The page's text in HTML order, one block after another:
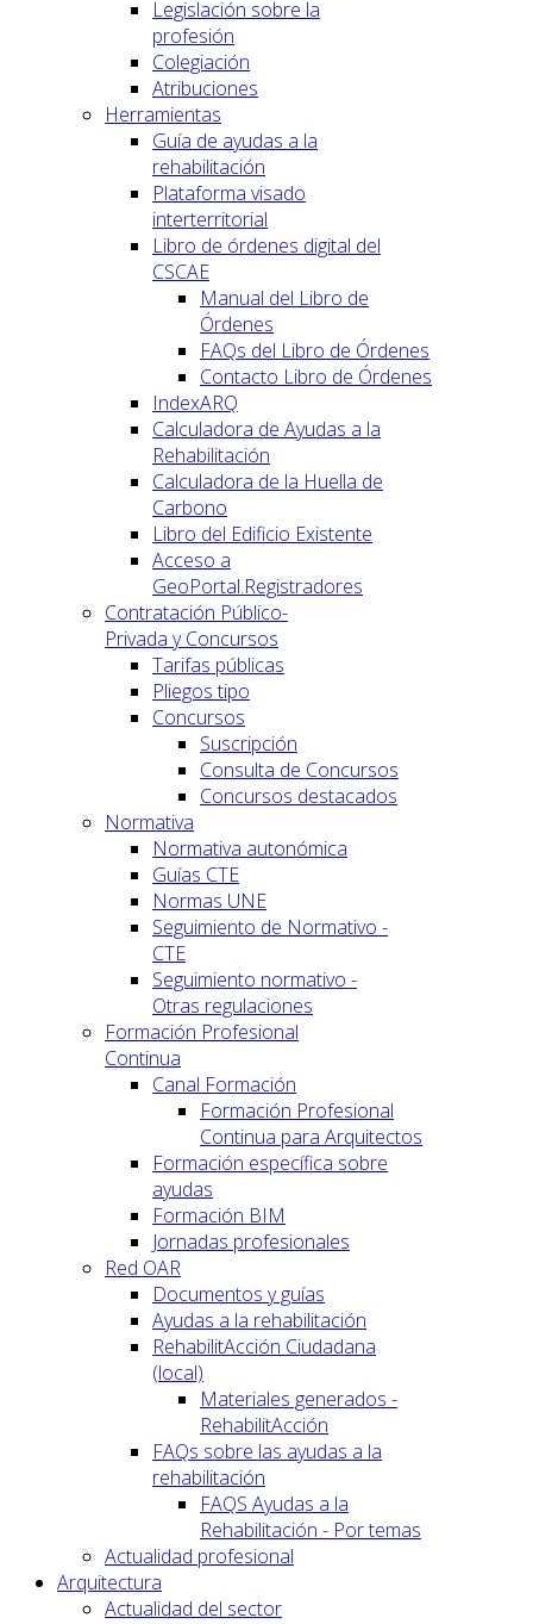
Legislación sobre la
profesión
Colegiación
Atribuciones
Herramientas
Guía de ayudas a la
rehabilitación
Plataforma visado
interterritorial
Libro de órdenes digital del
CSCAE
Manual del Libro de
Órdenes
FAQs del Libro de Órdenes
Contacto Libro de Órdenes
IndexARQ
Calculadora de Ayudas a la
Rehabilitación
Calculadora de la Huella de
Carbono
Libro del Edificio Existente
Acceso a
GeoPortal.Registradores
Contratación Público-
Privada y Concursos
Tarifas públicas
Pliegos tipo
Concursos
Suscripción
Consulta de Concursos
Concursos destacados
Normativa
Normativa autonómica
Guías CTE
Normas UNE
Seguimiento de Normativo -
CTE
Seguimiento normativo -
Otras regulaciones
Formación Profesional
Continua
Canal Formación
Formación Profesional
Continua para Arquitectos
Formación específica sobre
ayudas
Formación BIM
Jornadas profesionales
Red OAR
Documentos y guías
Ayudas a la rehabilitación
RehabilitAcción Ciudadana
(local)
Materiales generados -
RehabilitAcción
FAQs sobre las ayudas a la
rehabilitación
FAQS Ayudas a la
Rehabilitación - Por temas
Actualidad profesional
Arquitectura
Actualidad del sector